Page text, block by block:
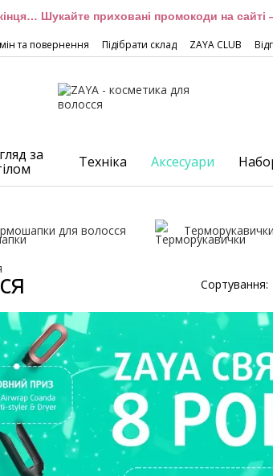
Шукайте приховані промокоди на сайті
та повернення Підібрати склад ZAYA CLUB
за
Техніка Аксесуари
для волосся Терморукавички
Сортування: